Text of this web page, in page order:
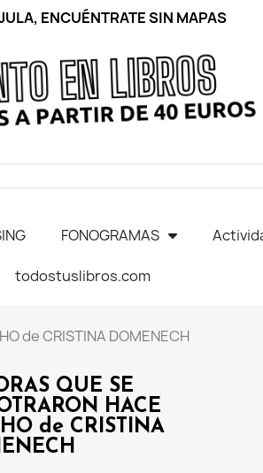
ENCUÉNTRATE SIN MAPAS
FONOGRAMAS
todostuslibros.com
de CRISTINA DOMENECH
QUE SE
HACE
de CRISTINA